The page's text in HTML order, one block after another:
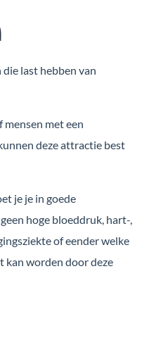
last hebben van
met een
deze attractie best
je je in goede
hoge bloeddruk, hart-,
of eender welke
kan worden door deze